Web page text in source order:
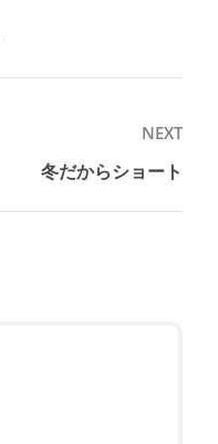
NEXT
冬だからショート